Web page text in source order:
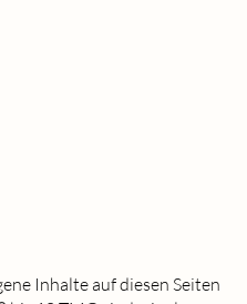
Inhalte auf diesen Seiten